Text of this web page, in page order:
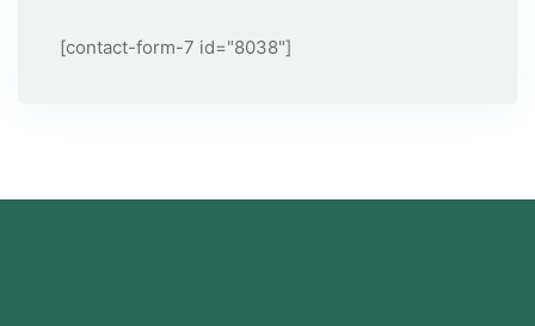
[contact-form-7 id="8038"]